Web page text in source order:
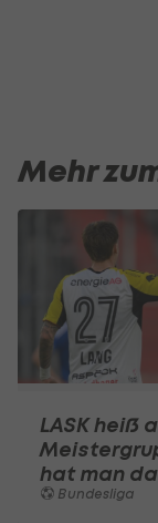
Mehr
LASK heiß
hat man
Bundesliga